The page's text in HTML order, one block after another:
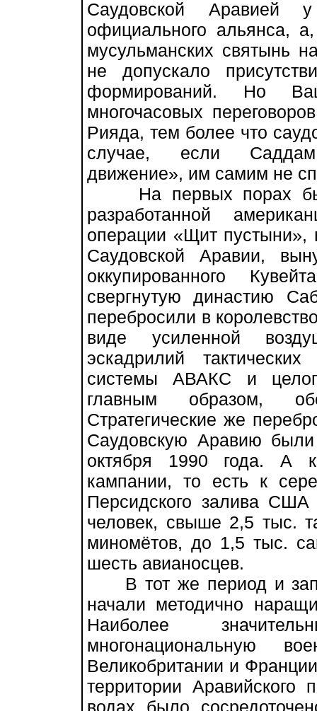
Саудовской
официального альянса,
мусульманских святынь
не допускало
формирований. Но
многочасовых
Рияда, тем более что
случае, если Саддам
движение», им самим не
На первых порах
разработанной
операции «Щит пустыни»,
Саудовской Аравии,
оккупированного
свергнутую династию
перебросили в
виде усиленной
эскадрилий
системы АВАКС и
главным образом,
Стратегические же
Саудовскую Аравию
октября 1990 года. А
кампании, то есть к
Персидского залива США
человек, свыше 2,5 тыс.
миномётов, до 1,5 тыс.
шесть авианосцев.
В тот же период и
начали методично
Наиболее
многонациональную
Великобритании и
территории
водах было